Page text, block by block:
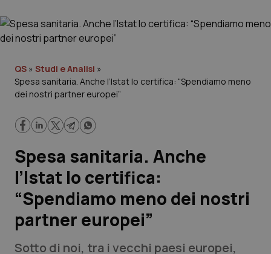
Governo e Parlamento
Regioni e Asl
Lavoro e Professioni
Scienza e Farmaci
Studi e Analisi
Lettere al direttore
QS » Studi e Analisi »
Spesa sanitaria. Anche l’Istat lo certifica: “Spendiamo meno
dei nostri partner europei”
Spesa sanitaria. Anche
l’Istat lo certifica:
“Spendiamo meno dei nostri
partner europei”
Sotto di noi, tra i vecchi paesi europei,